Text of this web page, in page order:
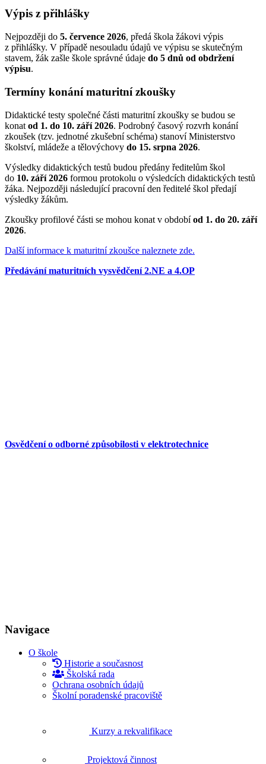
Výpis z přihlášky
Nejpozději do 5. července 2026, předá škola žákovi výpis
z přihlášky. V případě nesouladu údajů ve výpisu se skutečným
stavem, žák zašle škole správné údaje do 5 dnů od obdržení
výpisu.
Termíny konání maturitní zkoušky
Didaktické testy společné části maturitní zkoušky se budou se
konat od 1. do 10. září 2026. Podrobný časový rozvrh konání
zkoušek (tzv. jednotné zkušební schéma) stanoví Ministerstvo
školství, mládeže a tělovýchovy do 15. srpna 2026.
Výsledky didaktických testů budou předány ředitelům škol
do 10. září 2026 formou protokolu o výsledcích didaktických testů
žáka. Nejpozději následující pracovní den ředitelé škol předají
výsledky žákům.
Zkoušky profilové části se mohou konat v obdobíod 1. do 20. září
2026.
Další informace k maturitní zkoušce naleznete zde.
Předávání maturitních vysvědčení 2.NE a 4.OP
Osvědčení o odborné způsobilosti v elektrotechnice
Navigace
O škole
Historie a současnost
Školská rada
Ochrana osobních údajů
Školní poradenské pracoviště
Kurzy a rekvalifikace
Projektová činnost